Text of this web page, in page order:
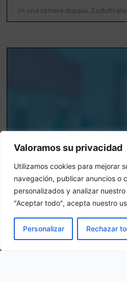
Valoramos su privacidad
Utilizamos cookies para mejorar
navegación, publicar anuncios o
personalizados y analizar
"Aceptar todo", acepta nuestro
Personalizar Rechazar
In una camera doppia, 2 adulti
Camera
In una camera tripla, 3 adulti